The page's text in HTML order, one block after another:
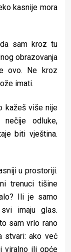
kasnije mora
sam kroz tu
obrazovanja
ovo. Ne kroz
imati.
kažeš više nije
odluke,
biti vještina.
u prostoriji.
trenuci tišine
Ili je samo
imaju glas.
sam vrlo rano
stvari: ako već
viralno ili opće